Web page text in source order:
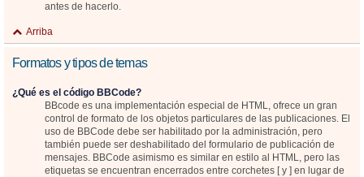
antes de hacerlo.
Arriba
Formatos y tipos de temas
¿Qué es el código BBCode?
BBcode es una implementación especial de HTML, ofrece un gran
control de formato de los objetos particulares de las publicaciones. El
uso de BBCode debe ser habilitado por la administración, pero
también puede ser deshabilitado del formulario de publicación de
mensajes. BBCode asimismo es similar en estilo al HTML, pero las
etiquetas se encuentran encerrados entre corchetes [ y ] en lugar de